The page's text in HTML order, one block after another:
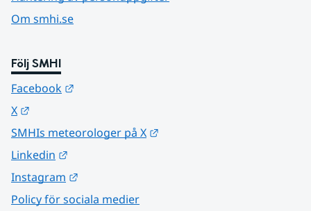
Om smhi.se
Följ SMHI
Facebook
X
SMHIs meteorologer på X
Linkedin
Instagram
Policy för sociala medier